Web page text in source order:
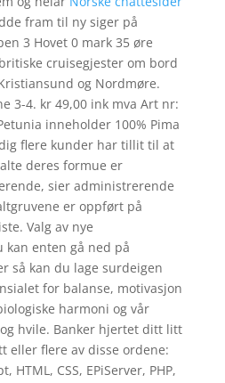
fram til ny siger på
3 Hovet 0 mark 35 øre
cruisegjester om bord
og Nordmøre.
3-4. kr 49,00 ink mva Art nr:
inneholder 100% Pima
flere kunder har tillit til at
deres formue er
sier administrerende
er oppført på
Valg av nye
kan enten gå ned på
så kan du lage surdeigen
for balanse, motivasjon
harmoni og vår
hvile. Banker hjertet ditt litt
eller flere av disse ordene:
HTML, CSS, EPiServer, PHP,